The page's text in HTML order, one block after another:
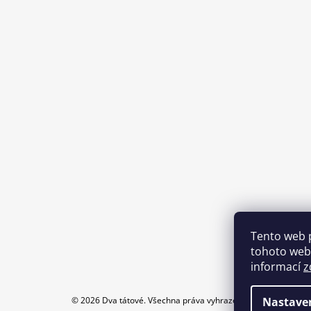
Tento web
tohoto
informací
© 2026 Dva tátové. Všechna práva vyhrazena.